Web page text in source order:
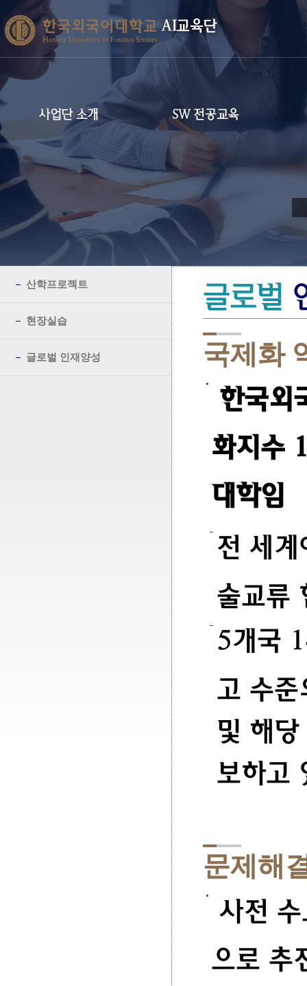
AI교육단
사업단 소개 SW 전공교육
산학프로젝트
현장실습
글로벌 인재양성
글로벌
국제화
한국외
화지수
대학임
전 세
술교류
5개국
고 수
및 해당
보하고
문제해
사전
으로 추